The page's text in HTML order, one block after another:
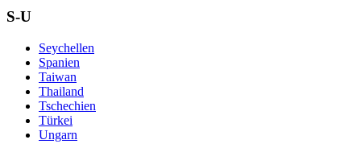
S-U
Seychellen
Spanien
Taiwan
Thailand
Tschechien
Türkei
Ungarn